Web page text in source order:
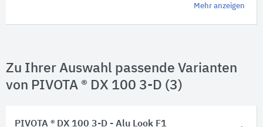
Mehr anzeigen
Zu Ihrer Auswahl passende Varianten
von PIVOTA ® DX 100 3-D (3)
PIVOTA ® DX 100 3-D - Alu Look F1